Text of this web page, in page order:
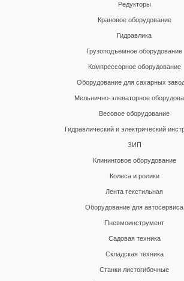
Редукторы
Крановое оборудование
Гидравлика
Грузоподъемное оборудование
Компрессорное оборудование
Оборудование для сахарных
Мельнично-элеваторное
Весовое оборудование
Гидравлический и электрический
ЗИП
Клининговое оборудование
Колеса и ролики
Лента текстильная
Оборудование для автосервиса
Пневмоинструмент
Садовая техника
Складская техника
Станки листогибочные